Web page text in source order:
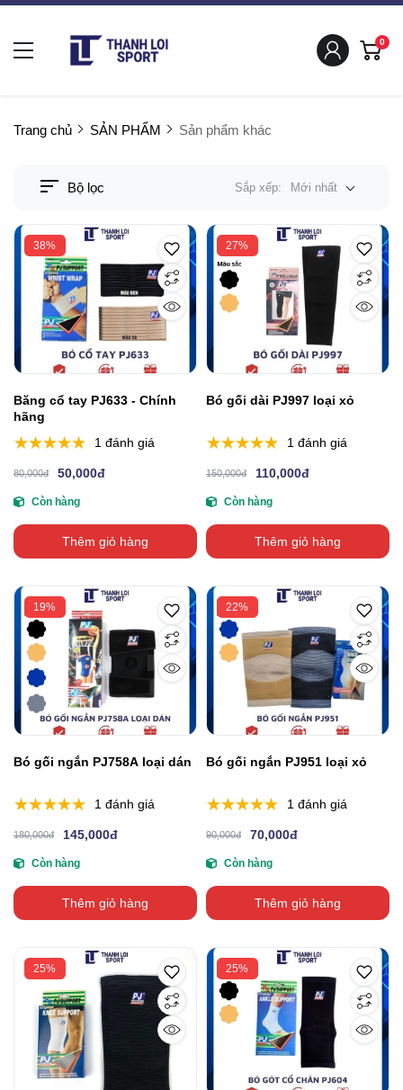
0
Trang chủ SẢN PHẨM Sản phẩm khác
Bộ lọc Sắp xếp: Mới nhất
38%
Băng cổ tay PJ633 - Chính
hãng
1 đánh giá
80,000đ 50,000đ
Còn hàng
Thêm giỏ hàng
27%
Bó gối dài PJ997 loại xỏ
1 đánh giá
150,000đ 110,000đ
Còn hàng
Thêm giỏ hàng
19%
Bó gối ngắn PJ758A loại dán
1 đánh giá
180,000đ 145,000đ
Còn hàng
Thêm giỏ hàng
22%
Bó gối ngắn PJ951 loại xỏ
1 đánh giá
90,000đ 70,000đ
Còn hàng
Thêm giỏ hàng
25% 25%